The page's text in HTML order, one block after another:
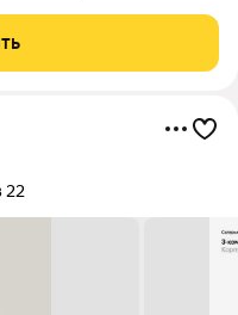
квартир, коттеджей и
22